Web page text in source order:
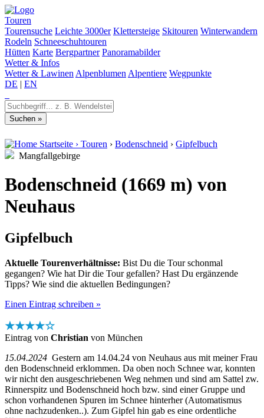
Touren
Tourensuche Leichte 3000er Klettersteige Skitouren Winterwandern
Rodeln Schneeschuhtouren
Hütten Karte Bergpartner Panoramabilder
Wetter & Infos
Wetter & Lawinen Alpenblumen Alpentiere Wegpunkte
DE | EN
Startseite › Touren › Bodenschneid › Gipfelbuch
Mangfallgebirge
Bodenschneid (1669 m) von
Neuhaus
Gipfelbuch
Aktuelle Tourenverhältnisse: Bist Du die Tour schonmal
gegangen? Wie hat Dir die Tour gefallen? Hast Du ergänzende
Tipps? Wie sind die aktuellen Bedingungen?
Einen Eintrag schreiben »
★★★★☆
Eintrag von Christian von München
15.04.2024 Gestern am 14.04.24 von Neuhaus aus mit meiner Frau
den Bodenschneid erklommen. Da oben noch Schnee war, konnten
wir nicht den ausgeschriebenen Weg nehmen und sind am Sattel zw.
Rinnerspitz und Bodenschneid hoch bzw. sind einer Gruppe und
schon vorhandenen Spuren im Schnee hinterher (Automatismus
ohne nachzudenken..). Zum Gipfel hin gab es eine ordentliche